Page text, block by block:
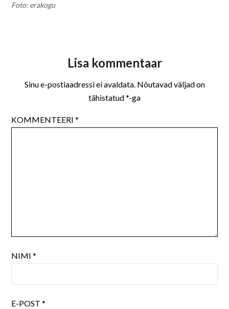
Foto: erakogu
Lisa kommentaar
Sinu e-postiaadressi ei avaldata. Nõutavad väljad on
tähistatud*-ga
KOMMENTEERI*
NIMI*
E-POST*